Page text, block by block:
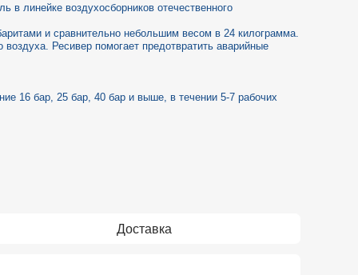
линейке воздухосборников отечественного
и сравнительно небольшим весом в 24 килограмма.
воздуха. Ресивер помогает предотвратить аварийные
16 бар, 25 бар, 40 бар и выше, в течении 5-7 рабочих
Доставка